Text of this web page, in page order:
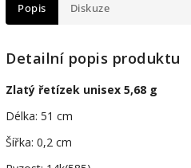
Popis Diskuze
Detailní popis produktu
Zlatý řetízek unisex 5,68 g
Délka: 51 cm
Šířka: 0,2 cm